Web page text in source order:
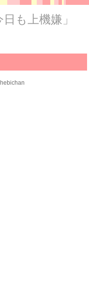
も上機嫌」
hebichan